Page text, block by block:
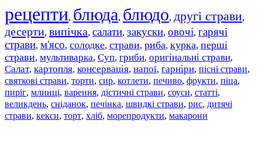
рецепти, блюда, блюдо, другі страви,
десерти, випічка, салати, закуски, овочі, гарячі
страви, м'ясо, солодке, страви, риба, курка, перші
страви, мультиварка, Суп, гриби, оригінальні страви,
Салат, картопля, консервація, напої, гарніри, пісні страви,
святкові страви, торти, сир, котлети, печиво, фрукти, піца,
пиріг, млинці, варення, дієтичні страви, соуси, статті,
великдень, сніданок, печінка, швидкі страви, рис, дитячі
страви, кекси, торт, хліб, морепродукти, макарони